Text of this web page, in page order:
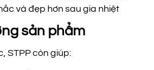
và đẹp hơn sau gia nhiệt
sản phẩm
STPP còn giúp: